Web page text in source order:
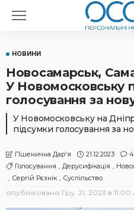
НОВИНИ
Новосамарськ,
У Новомосковську
голосування за
У Новомосковську на
підсумки голосування за
Пшенична Дар'я 21.12.2023
Голосування
Дерусифікація
Сергій Рєзнік
Суспільство
опубліковано Гру. 21, 2023 в 11:00